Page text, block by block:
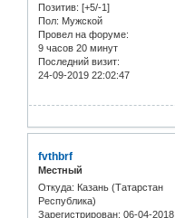
Позитив: [+5/-1]
Пол: Мужской
Провел на форуме:
9 часов 20 минут
Последний визит:
24-09-2019 22:02:47
fvthbrf
Местный
Откуда: Казань (Татарстан
Республика)
Зарегистрирован: 06-04-2018